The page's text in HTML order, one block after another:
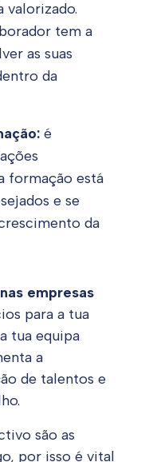
valorizado.
tem a
as suas
da
é
formação está
e se
da
empresas
para a tua
tua equipa
a
de talentos e
são as
por isso é vital